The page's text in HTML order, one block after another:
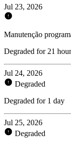
Jul 23, 2026
Manutenção
Degraded for 21
Jul 24, 2026
Degraded
Degraded for 1 day
Jul 25, 2026
Degraded